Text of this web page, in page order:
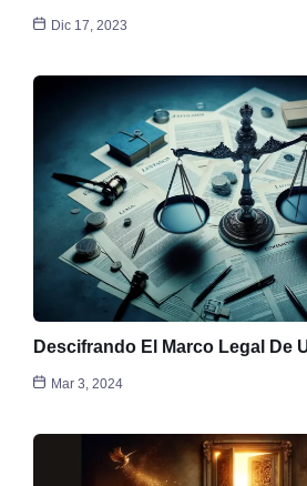
Dic 17, 2023
Descifrando El Marco Legal De
Mar 3, 2024